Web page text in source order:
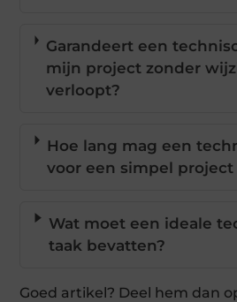
Garandeert een
mijn project zonder
verloopt?
Hoe lang mag een
voor een simpel project
Wat moet een ideale
taak bevatten?
Goed artikel? Deel hem dan